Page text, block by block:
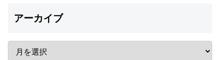
アーカイブ